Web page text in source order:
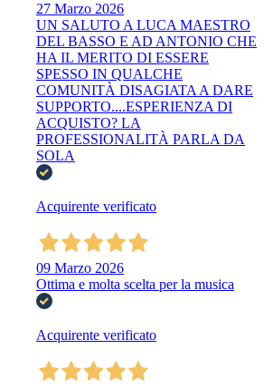
27 Marzo 2026
UN SALUTO A LUCA MAESTRO
DEL BASSO E AD ANTONIO CHE
HA IL MERITO DI ESSERE
SPESSO IN QUALCHE
COMUNITÀ DISAGIATA A DARE
SUPPORTO....ESPERIENZA DI
ACQUISTO? LA
PROFESSIONALITÀ PARLA DA
SOLA
Acquirente verificato
09 Marzo 2026
Ottima e molta scelta per la musica
Acquirente verificato